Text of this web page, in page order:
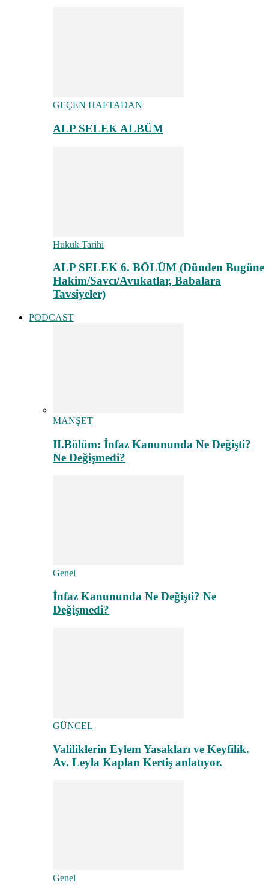
GEÇEN HAFTADAN
ALP SELEK ALBÜM
Hukuk Tarihi
ALP SELEK 6. BÖLÜM (Dünden Bugüne
Hakim/Savcı/Avukatlar, Babalara
Tavsiyeler)
PODCAST
MANŞET
II.Bölüm: İnfaz Kanununda Ne Değişti?
Ne Değişmedi?
Genel
İnfaz Kanununda Ne Değişti? Ne
Değişmedi?
GÜNCEL
Valiliklerin Eylem Yasakları ve Keyfilik.
Av. Leyla Kaplan Kertiş anlatıyor.
Genel